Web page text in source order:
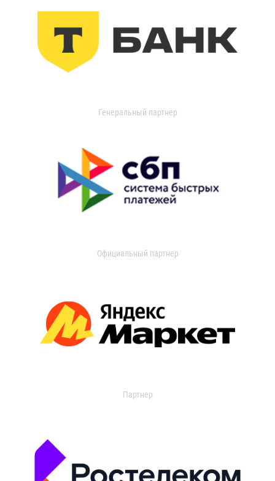
Генеральный партнер
Официальный партнер
Партнер